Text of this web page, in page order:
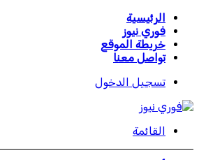
الرئيسية
فوري نيوز
خريطة الموقع
تواصل معنا
تسجيل الدخول
القائمة